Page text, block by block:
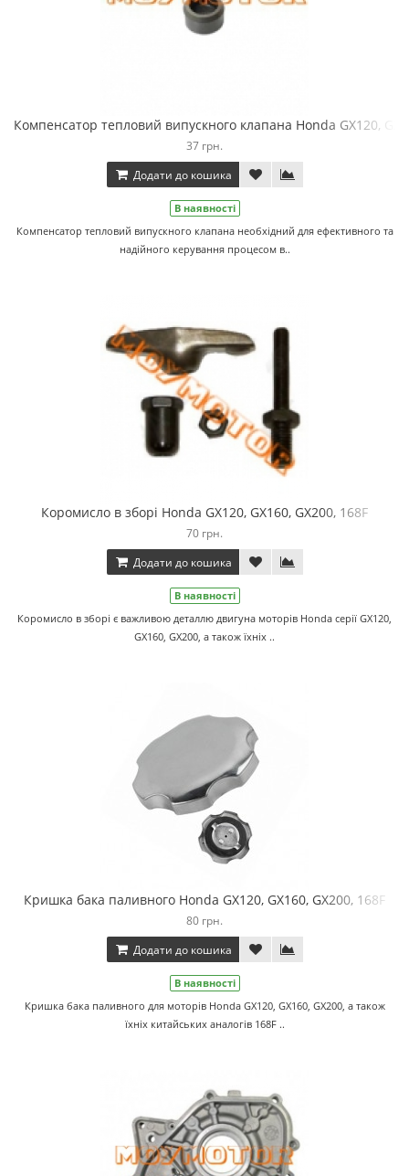
Компенсатор тепловий випускного клапана Honda GX120,
37 грн.
Додати до кошика
В наявності
Компенсатор тепловий випускного клапана необхідний для ефективного та
надійного керування процесом в..
Коромисло в зборі Honda GX120, GX160, GX200, 168F
70 грн.
Додати до кошика
В наявності
Коромисло в зборі є важливою деталлю двигуна моторів Honda серії GX120,
GX160, GX200, а також їхніх ..
Кришка бака паливного Honda GX120, GX160, GX200, 168F
80 грн.
Додати до кошика
В наявності
Кришка бака паливного для моторів Honda GX120, GX160, GX200, а також
їхніх китайських аналогів 168F ..